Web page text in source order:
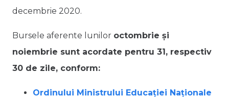
decembrie 2020.
Bursele aferente lunilor octombrie și
noiembrie sunt acordate pentru 31, respectiv
30 de zile, conform:
Ordinului Ministrului Educației Naționale